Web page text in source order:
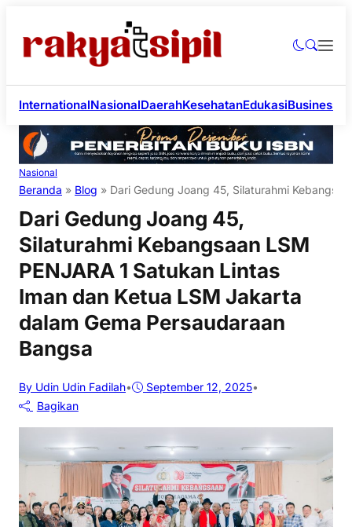
InternationalNasionalDaerahKesehatanEdukasiBusiness
Nasional
Beranda » Blog » Dari Gedung Joang 45, Silaturahmi
Dari Gedung Joang 45,
Silaturahmi Kebangsaan LSM
PENJARA 1 Satukan Lintas
Iman dan Ketua LSM Jakarta
dalam Gema Persaudaraan
Bangsa
By Udin Udin Fadilah• September 12, 2025•
Bagikan